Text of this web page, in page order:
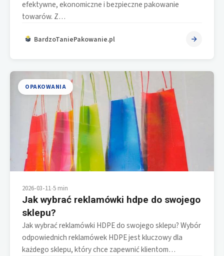
efektywne, ekonomiczne i bezpieczne pakowanie
towarów. Z…
BardzoTaniePakowanie.pl
OPAKOWANIA
2026-03-11•5 min
Jak wybrać reklamówki hdpe do swojego
sklepu?
Jak wybrać reklamówki HDPE do swojego sklepu? Wybór
odpowiednich reklamówek HDPE jest kluczowy dla
każdego sklepu, który chce zapewnić klientom…